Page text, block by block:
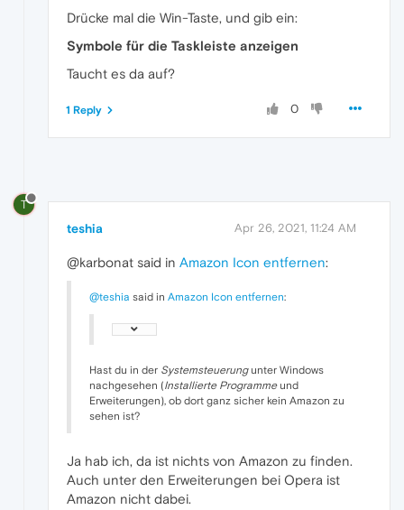
Drücke mal die Win-Taste, und gib ein:
Symbole für die Taskleiste anzeigen
Taucht es da auf?
0
1 Reply
T
teshia Apr 26, 2021, 11:24 AM
@karbonat said in Amazon Icon entfernen:
@teshia said in Amazon Icon entfernen:
Hast du in der Systemsteuerungunter Windows
nachgesehen (Installierte Programmeund
Erweiterungen), ob dort ganz sicher kein Amazon zu
sehen ist?
Ja hab ich, da ist nichts von Amazon zu finden.
Auch unter den Erweiterungen bei Opera ist
Amazon nicht dabei.